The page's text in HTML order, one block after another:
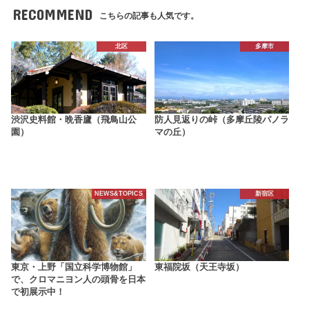
RECOMMEND こちらの記事も人気です。
北区
渋沢史料館・晩香廬（飛鳥山公
園）
多摩市
防人見返りの峠（多摩丘陵パノラ
マの丘）
NEWS&TOPICS
東京・上野「国立科学博物館」
で、クロマニヨン人の頭骨を日本
で初展示中！
新宿区
東福院坂（天王寺坂）